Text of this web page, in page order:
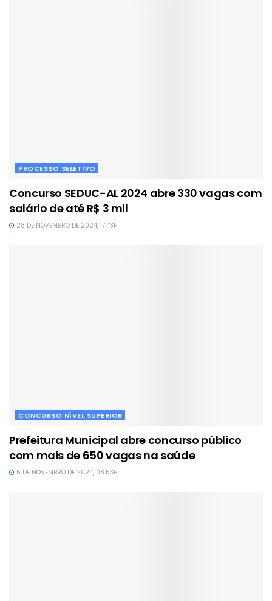
PROCESSO SELETIVO
Concurso SEDUC-AL 2024 abre 330 vagas com
salário de até R$ 3 mil
28 DE NOVEMBRO DE 2024, 17:43H
CONCURSO NÍVEL SUPERIOR
Prefeitura Municipal abre concurso público
com mais de 650 vagas na saúde
5 DE NOVEMBRO DE 2024, 08:53H